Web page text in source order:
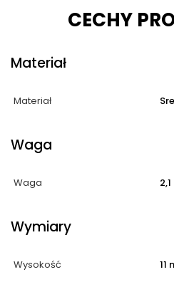
CECHY
Materiał
Materiał
Waga
Waga
Wymiary
Wysokość
11